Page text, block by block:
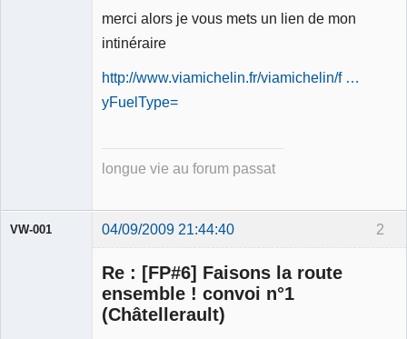
merci alors je vous mets un lien de mon
intinéraire
http://www.viamichelin.fr/viamichelin/f …
yFuelType=
longue vie au forum passat
2
VW-001 04/09/2009 21:44:40
Re : [FP#6] Faisons la route
ensemble ! convoi n°1
(Châtellerault)